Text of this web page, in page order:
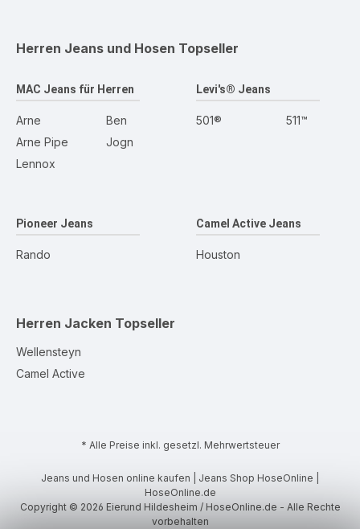
Herren Jeans und Hosen Topseller
MAC Jeans für Herren
Arne
Arne Pipe
Lennox
Ben
Jogn
Levi's® Jeans
501® 511™
Pioneer Jeans
Rando
Camel Active Jeans
Houston
Herren Jacken Topseller
Wellensteyn
Camel Active
* Alle Preise inkl. gesetzl. Mehrwertsteuer
Jeans und Hosen online kaufen | Jeans Shop HoseOnline |
HoseOnline.de
Copyright © 2026 Eierund Hildesheim / HoseOnline.de - Alle Rechte
vorbehalten